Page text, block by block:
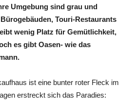
Umgebung sind grau und
Touri-Restaurants
wenig Platz für Gemütlichkeit,
es gibt Oasen- wie das
ist eine bunter roter Fleck im
erstreckt sich das Paradies: